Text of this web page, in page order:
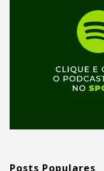
Posts Populares